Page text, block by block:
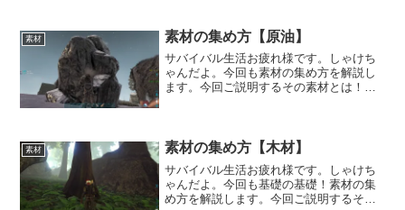
かいます！素材でキチンケラチン150とか
ある場合はキチンと...
素材 素材の集め方【原油】
サバイバル生活お疲れ様です。しゃけち
ゃんだよ。今回も素材の集め方を解説し
ます。今回ご説明するその素材とは！原
のブーツが作れるように...
素材 素材の集め方【木材】
サバイバル生活お疲れ様です。しゃけち
ゃんだよ。今回も基礎の基礎！素材の集
め方を解説します。今回ご説明するその